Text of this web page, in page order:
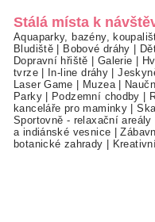
Stálá místa k
Aquaparky, bazény,
Bludiště
Bobové dráhy
Dopravní hřiště
Galerie
tvrze| In-line dráhy |
Laser Game
Muzea|
Parky| Podzemní chodby
kanceláře pro maminky |
Sportovně - relaxační areály
a indiánské vesnice |
botanické zahrady